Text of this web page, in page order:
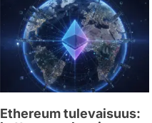
Ethereum tulevaisuus: